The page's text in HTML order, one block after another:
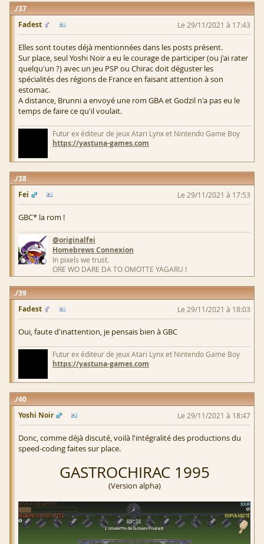
37
Fadest
Le 29/11/2021 à 17:43
Elles sont toutes déjà mentionnées dans les posts présent.
Sur place, seul Yoshi Noir a eu le courage de participer (ou j'ai rater
quelqu'un ?) avec un jeu PSP ou Chirac doit déguster les
spécialités des régions de France en faisant attention à son
estomac.
A distance, Brunni a envoyé une rom GBA et Godzil n'a pas eu le
temps de faire ce qu'il voulait.
Futur ex éditeur de jeux Atari Lynx et Nintendo Game Boy
https://yastuna-games.com
38
Fei
Le 29/11/2021 à 17:53
GBC* la rom !
@originalfei
Homebrews Connexion
In pixels we trust.
ORE WO DARE DA TO OMOTTE YAGARU !
39
Fadest
Le 29/11/2021 à 18:03
Oui, faute d'inattention, je pensais bien à GBC
Futur ex éditeur de jeux Atari Lynx et Nintendo Game Boy
https://yastuna-games.com
40
Yoshi Noir
Le 29/11/2021 à 18:47
Donc, comme déjà discuté, voilà l'intégralité des productions du
speed-coding faites sur place.
GASTROCHIRAC 1995
(Version alpha)